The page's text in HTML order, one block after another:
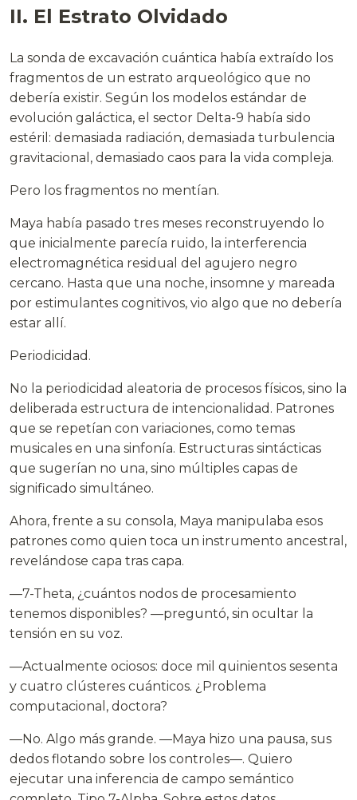
II. El Estrato Olvidado
La sonda de excavación cuántica había extraído los
fragmentos de un estrato arqueológico que no
debería existir. Según los modelos estándar de
evolución galáctica, el sector Delta-9 había sido
estéril: demasiada radiación, demasiada turbulencia
gravitacional, demasiado caos para la vida compleja.
Pero los fragmentos no mentían.
Maya había pasado tres meses reconstruyendo lo
que inicialmente parecía ruido, la interferencia
electromagnética residual del agujero negro
cercano. Hasta que una noche, insomne y mareada
por estimulantes cognitivos, vio algo que no debería
estar allí.
Periodicidad.
No la periodicidad aleatoria de procesos físicos, sino la
deliberada estructura de intencionalidad. Patrones
que se repetían con variaciones, como temas
musicales en una sinfonía. Estructuras sintácticas
que sugerían no una, sino múltiples capas de
significado simultáneo.
Ahora, frente a su consola, Maya manipulaba esos
patrones como quien toca un instrumento ancestral,
revelándose capa tras capa.
—7-Theta, ¿cuántos nodos de procesamiento
tenemos disponibles? —preguntó, sin ocultar la
tensión en su voz.
—Actualmente ociosos: doce mil quinientos sesenta
y cuatro clústeres cuánticos. ¿Problema
computacional, doctora?
—No. Algo más grande. —Maya hizo una pausa, sus
dedos flotando sobre los controles—. Quiero
ejecutar una inferencia de campo semántico